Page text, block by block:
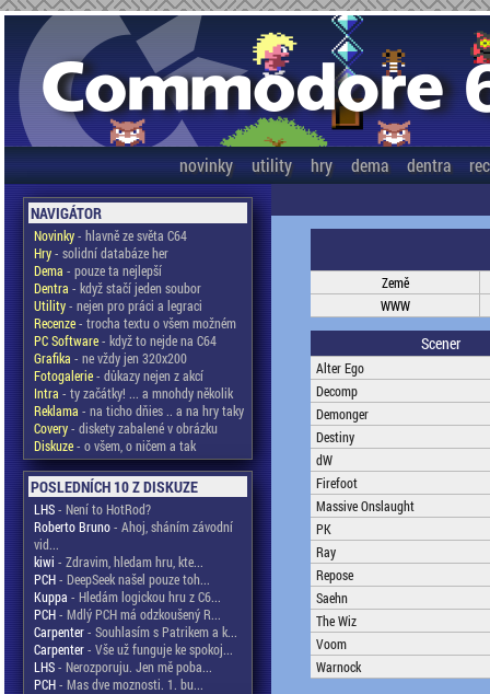
novinky utility hry dema dentra
NAVIGÁTOR
Novinky- hlavně ze světa C64
Hry- solidní databáze her
Dema - pouze ta nejlepší
Dentra - když stačí jeden soubor
Utility- nejen pro práci a legraci
Recenze- trocha textu o všem možném
PC Software- když to nejde na C64
Grafika - ne vždy jen 320x200
Fotogalerie- důkazy nejen z akcí
Intra - ty začátky! ... a mnohdy několik
Reklama - na ticho dňies .. a na hry taky
Covery- diskety zabalené v obrázku
Diskuze- o všem, o ničem a tak
POSLEDNÍCH 10 Z DISKUZE
LHS- Není to HotRod?
Roberto Bruno- Ahoj, sháním závodní
vid...
kiwi - Zdravim, hledam hru, kte...
PCH- DeepSeek našel pouze toh...
Kuppa - Hledám logickou hru z C6...
PCH- Mdlý PCH má odzkoušený R...
Carpenter- Souhlasím s Patrikem a k...
Carpenter- Vše už funguje ke spokoj...
LHS- Nerozporuju. Jen mě poba...
PCH- Mas dve moznosti. 1. bu...
Země
WWW
Scener
Alter Ego
Decomp
Demonger
Destiny
dW
Firefoot
Massive Onslaught
PK
Ray
Repose
Saehn
The Wiz
Voom
Warnock